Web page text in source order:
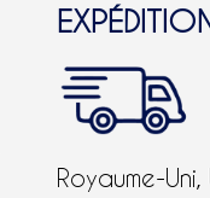
Royaume-Uni,